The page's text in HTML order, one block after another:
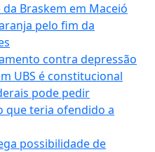
Braskem em Maceió
pelo fim da
contra depressão
UBS é constitucional
pode pedir
que teria ofendido a
possibilidade de